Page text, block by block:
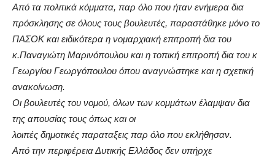
Από τα πολιτικά κόμματα, παρ όλο που ήταν ενήμερα δια
πρόσκλησης σε όλους τους βουλευτές, παραστάθηκε μόνο το
ΠΑΣΟΚ και ειδικότερα η νομαρχιακή επιτροπή δια του
κ.Παναγιώτη Μαρινόπουλου και η τοπική επιτροπή δια του κ
Γεωργίου Γεωργόπουλου όπου αναγνώστηκε και η σχετική
ανακοίνωση.
Οι βουλευτές του νομού, όλων των κομμάτων έλαμψαν δια
της απουσίας τους όπως και οι
λοιπές δημοτικές παραταξεις παρ όλο που εκλήθησαν.
Από την περιφέρεια Δυτικής Ελλάδος δεν υπήρχε